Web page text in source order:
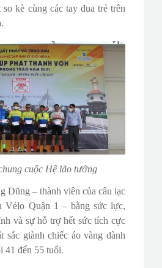
kè cùng các tay đua trẻ trên
cuộc Hệ lão tướng
Dũng – thành viên của câu lạc
Vélo Quận 1 – bằng sức lực,
và sự hỗ trợ hết sức tích cực
sắc giành chiếc áo vàng dành
41 đến 55 tuổi.